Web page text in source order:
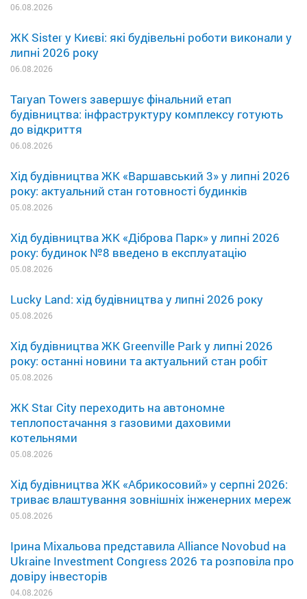
06.08.2026
ЖК Sister у Києві: які будівельні роботи виконали у
липні 2026 року
06.08.2026
Taryan Towers завершує фінальний етап
будівництва: інфраструктуру комплексу готують
до відкриття
06.08.2026
Хід будівництва ЖК «Варшавський 3» у липні 2026
року: актуальний стан готовності будинків
05.08.2026
Хід будівництва ЖК «Діброва Парк» у липні 2026
року: будинок №8 введено в експлуатацію
05.08.2026
Lucky Land: хід будівництва у липні 2026 року
05.08.2026
Хід будівництва ЖК Greenville Park у липні 2026
року: останні новини та актуальний стан робіт
05.08.2026
ЖК Star City переходить на автономне
теплопостачання з газовими даховими
котельнями
05.08.2026
Хід будівництва ЖК «Абрикосовий» у серпні 2026:
триває влаштування зовнішніх інженерних мереж
05.08.2026
Ірина Міхальова представила Alliance Novobud на
Ukraine Investment Congress 2026 та розповіла про
довіру інвесторів
04.08.2026